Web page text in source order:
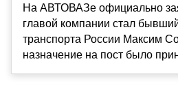
На АВТОВАЗе официально
главой компании стал
транспорта России Максим
назначение на пост было